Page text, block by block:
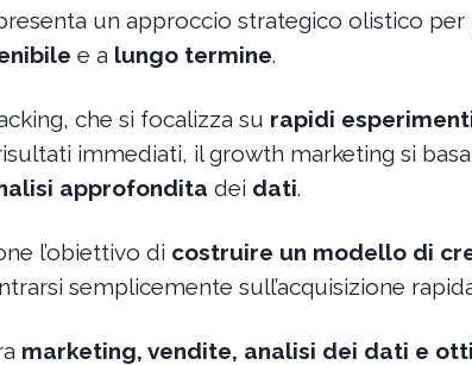
un approccio strategico olistico
e a lungo termine.
che si focalizza su rapidi
immediati, il growth marketing si
approfondita dei dati.
l’obiettivo di costruire un modello di
semplicemente sull’acquisizione
marketing, vendite, analisi dei dati e